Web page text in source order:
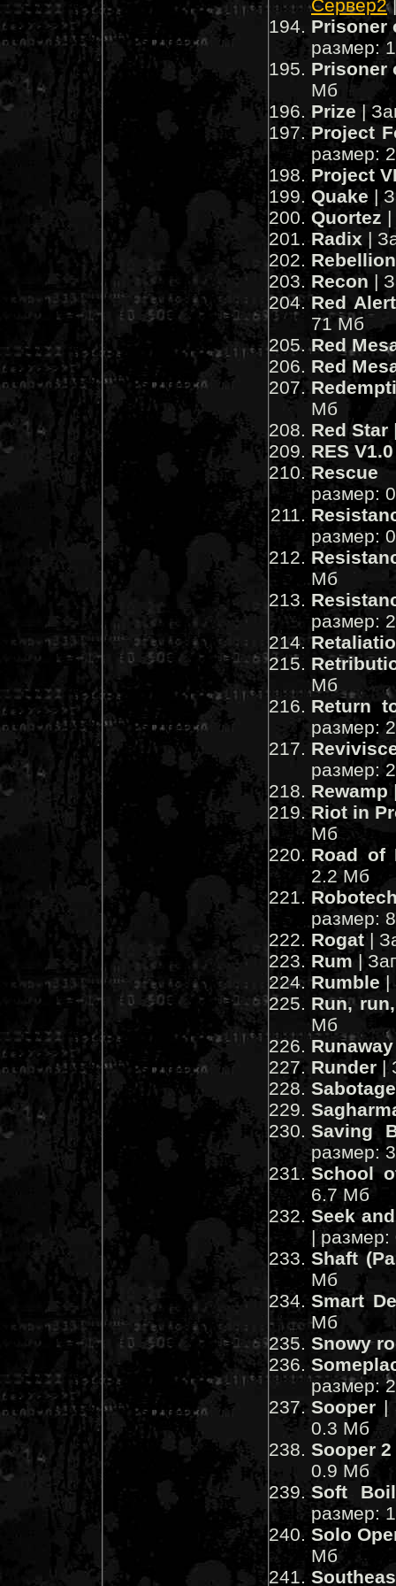
Сервер2|
Prisoner
размер:
Prisoner
Мб
Prize |
Project
размер:
Project
Quake |
Quortez
Radix |
Rebellion
Recon |
Red
71 Мб
Red
Red
Мб
Red Star
RES V1.0
Rescue
размер:
размер:
Мб
размер:
Мб
Return
размер:
размер:
Rewamp
Riot in
Мб
Road of
2.2 Мб
размер:
Rogat|
Rum|
Rumble |
Run,
Мб
Runaway
Runder |
Sabotage
Saving
размер:
School
6.7 Мб
Seek
|
Shaft
Мб
Smart
Мб
Snowy
размер:
Sooper |
0.3 Мб
Sooper 2
0.9 Мб
Soft
размер:
Solo
Мб